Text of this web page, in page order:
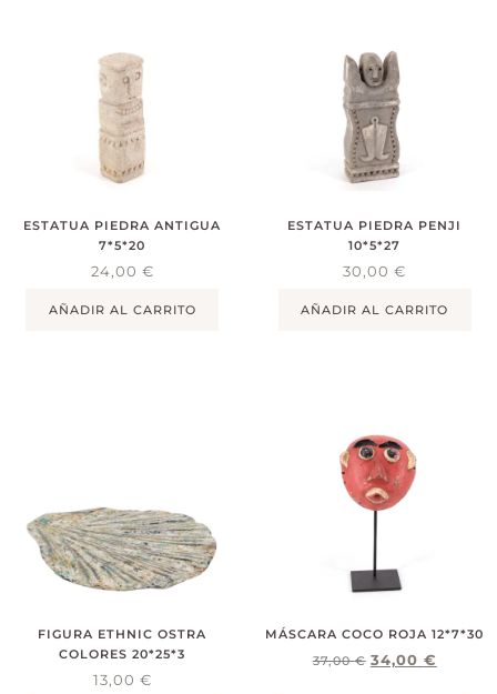
ESTATUA PIEDRA ANTIGUA
7*5*20
24,00 €
AÑADIR AL CARRITO
ESTATUA PIEDRA PENJI
10*5*27
30,00€
AÑADIR AL CARRITO
FIGURA ETHNIC OSTRA
COLORES 20*25*3
13,00 €
MÁSCARA COCO ROJA 12*7*30
37,00€ 34,00 €